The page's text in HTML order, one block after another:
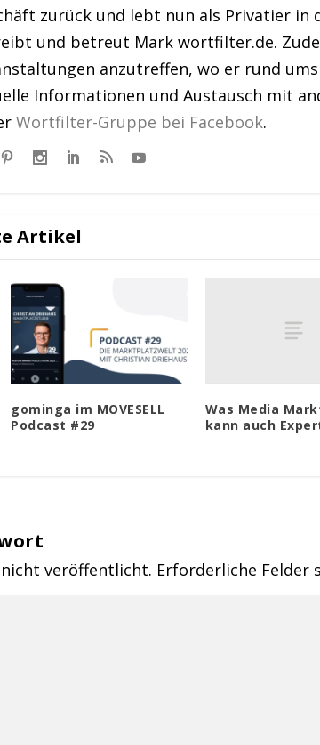
zurück und lebt nun als Privatier in
und betreut Mark wortfilter.de.
anzutreffen, wo er rund
Informationen und Austausch mit
Wortfilter-Gruppe bei Facebook.
Artikel
gominga im MOVESELL
Podcast #29
Was Media
kann auch
nicht veröffentlicht. Erforderliche